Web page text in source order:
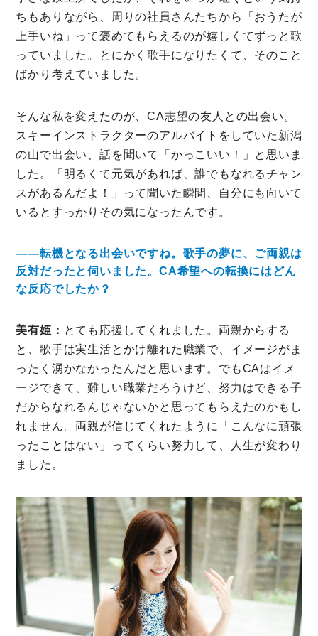
ちもありながら、周りの社員さんたちから「おうたが
上手いね」って褒めてもらえるのが嬉しくてずっと歌
っていました。とにかく歌手になりたくて、そのこと
ばかり考えていました。
そんな私を変えたのが、CA志望の友人との出会い。
スキーインストラクターのアルバイトをしていた新潟
の山で出会い、話を聞いて「かっこいい！」と思いま
した。「明るくて元気があれば、誰でもなれるチャン
スがあるんだよ！」って聞いた瞬間、自分にも向いて
いるとすっかりその気になったんです。
――転機となる出会いですね。歌手の夢に、ご両親は
反対だったと伺いました。CA希望への転換にはどん
な反応でしたか？
美有姫： とても応援してくれました。両親からする
と、歌手は実生活とかけ離れた職業で、イメージがま
ったく湧かなかったんだと思います。でもCAはイメ
ージできて、難しい職業だろうけど、努力はできる子
だからなれるんじゃないかと思ってもらえたのかもし
れません。両親が信じてくれたように「こんなに頑張
ったことはない」ってくらい努力して、人生が変わり
ました。